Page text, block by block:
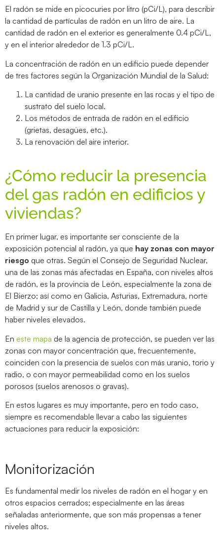
El radón se mide en picocuries por litro (pCi/L), para describir
la cantidad de partículas de radón en un litro de aire. La
cantidad de radón en el exterior es generalmente 0.4 pCi/L,
y en el interior alrededor de 1.3 pCi/L.
La concentración de radón en un edificio puede depender
de tres factores según la Organización Mundial de la Salud:
La cantidad de uranio presente en las rocas y el tipo de
sustrato del suelo local.
Los métodos de entrada de radón en el edificio
(grietas, desagües, etc.).
La renovación del aire interior.
¿Cómo reducir la presencia
del gas radón en edificios y
viviendas?
En primer lugar, es importante ser consciente de la
exposición potencial al radón, ya que hay zonas con mayor
riesgo que otras. Según el Consejo de Seguridad Nuclear,
una de las zonas más afectadas en España, con niveles altos
de radón, es la provincia de León, especialmente la zona de
El Bierzo; así como en Galicia, Asturias, Extremadura, norte
de Madrid y sur de Castilla y León, donde también puede
haber niveles elevados.
En este mapa de la agencia de protección, se pueden ver las
zonas con mayor concentración que, frecuentemente,
coinciden con la presencia de suelos con más uranio, torio y
radio, o con mayor permeabilidad como en los suelos
porosos (suelos arenosos o gravas).
En estos lugares es muy importante, pero en todo caso,
siempre es recomendable llevar a cabo las siguientes
actuaciones para reducir la exposición:
Monitorización
Es fundamental medir los niveles de radón en el hogar y en
otros espacios cerrados; especialmente en las áreas
señaladas anteriormente, que son más propensas a tener
niveles altos.